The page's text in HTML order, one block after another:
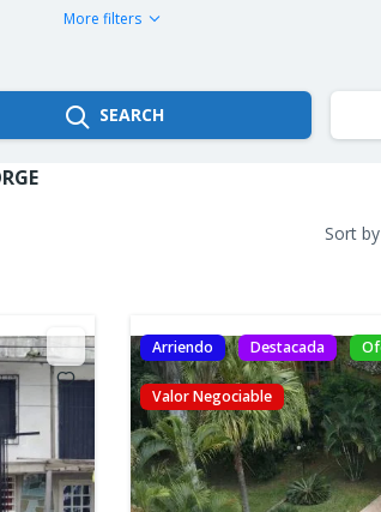
More filters
SEARCH
Sort by
Arriendo Destacada
Valor Negociable